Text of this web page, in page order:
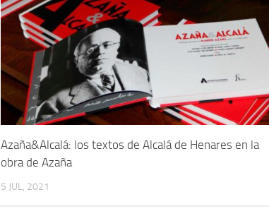
Azaña&Alcalá: los textos de Alcalá de Henares en la
obra de Azaña
5 JUL, 2021